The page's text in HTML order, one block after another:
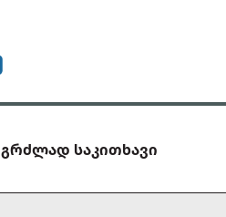
გრძლად საკითხავი